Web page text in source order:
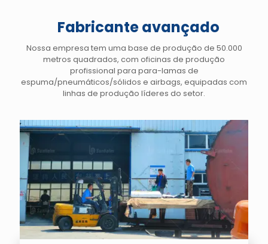
Fabricante avançado
Nossa empresa tem uma base de produção de 50.000
metros quadrados, com oficinas de produção
profissional para para-lamas de
espuma/pneumáticos/sólidos e airbags, equipadas com
linhas de produção líderes do setor.